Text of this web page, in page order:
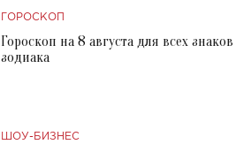
ГОРОСКОП
Гороскоп на 8 августа для всех знаков
зодиака
ШОУ-БИЗНЕС